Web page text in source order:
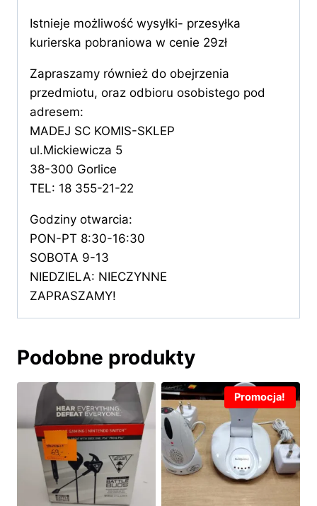
Istnieje możliwość wysyłki- przesyłka
kurierska pobraniowa w cenie 29zł
Zapraszamy również do obejrzenia
przedmiotu, oraz odbioru osobistego pod
adresem:
MADEJ SC KOMIS-SKLEP
ul.Mickiewicza 5
38-300 Gorlice
TEL: 18 355-21-22
Godziny otwarcia:
PON-PT 8:30-16:30
SOBOTA 9-13
NIEDZIELA: NIECZYNNE
ZAPRASZAMY!
Podobne produkty
Promocja!